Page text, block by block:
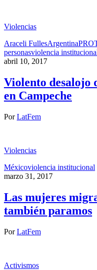
Violencias
Araceli FullesArgentina
personasviolencia
abril 10, 2017
Violento desalojo
en Campeche
PorLatFem
Violencias
Méxicoviolencia institucional
marzo 31, 2017
Las mujeres
también paramos
PorLatFem
Activismos